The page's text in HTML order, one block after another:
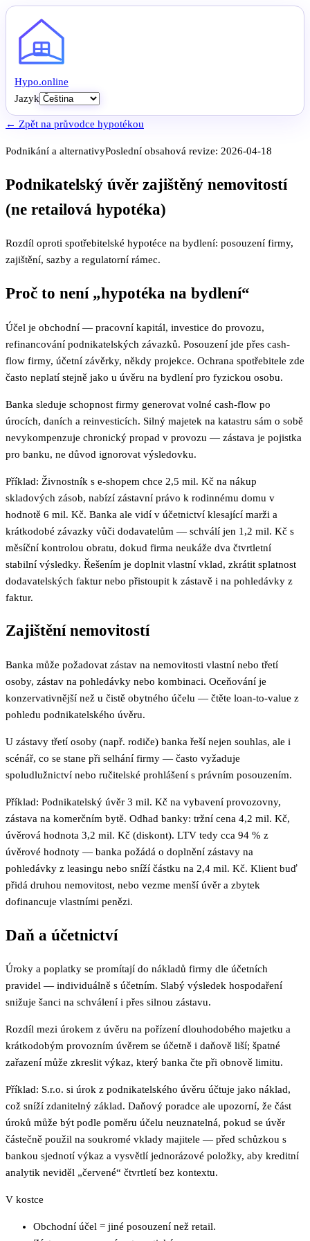
Hypo.online
Jazyk
← Zpět na průvodce hypotékou
Podnikání a alternativyPoslední obsahová revize: 2026-04-18
Podnikatelský úvěr zajištěný nemovitostí
(ne retailová hypotéka)
Rozdíl oproti spotřebitelské hypotéce na bydlení: posouzení firmy,
zajištění, sazby a regulatorní rámec.
Proč to není „hypotéka na bydlení“
Účel je obchodní — pracovní kapitál, investice do provozu,
refinancování podnikatelských závazků. Posouzení jde přes cash-
flow firmy, účetní závěrky, někdy projekce. Ochrana spotřebitele zde
často neplatí stejně jako u úvěru na bydlení pro fyzickou osobu.
Banka sleduje schopnost firmy generovat volné cash-flow po
úrocích, daních a reinvesticích. Silný majetek na katastru sám o sobě
nevykompenzuje chronický propad v provozu — zástava je pojistka
pro banku, ne důvod ignorovat výsledovku.
Příklad: Živnostník s e-shopem chce 2,5 mil. Kč na nákup
skladových zásob, nabízí zástavní právo k rodinnému domu v
hodnotě 6 mil. Kč. Banka ale vidí v účetnictví klesající marži a
krátkodobé závazky vůči dodavatelům — schválí jen 1,2 mil. Kč s
měsíční kontrolou obratu, dokud firma neukáže dva čtvrtletní
stabilní výsledky. Řešením je doplnit vlastní vklad, zkrátit splatnost
dodavatelských faktur nebo přistoupit k zástavě i na pohledávky z
faktur.
Zajištění nemovitostí
Banka může požadovat zástav na nemovitosti vlastní nebo třetí
osoby, zástav na pohledávky nebo kombinaci. Oceňování je
konzervativnější než u čistě obytného účelu — čtěte loan-to-value z
pohledu podnikatelského úvěru.
U zástavy třetí osoby (např. rodiče) banka řeší nejen souhlas, ale i
scénář, co se stane při selhání firmy — často vyžaduje
spoludlužnictví nebo ručitelské prohlášení s právním posouzením.
Příklad: Podnikatelský úvěr 3 mil. Kč na vybavení provozovny,
zástava na komerčním bytě. Odhad banky: tržní cena 4,2 mil. Kč,
úvěrová hodnota 3,2 mil. Kč (diskont). LTV tedy cca 94 % z
úvěrové hodnoty — banka požádá o doplnění zástavy na
pohledávky z leasingu nebo sníží částku na 2,4 mil. Kč. Klient buď
přidá druhou nemovitost, nebo vezme menší úvěr a zbytek
dofinancuje vlastními penězi.
Daň a účetnictví
Úroky a poplatky se promítají do nákladů firmy dle účetních
pravidel — individuálně s účetním. Slabý výsledek hospodaření
snižuje šanci na schválení i přes silnou zástavu.
Rozdíl mezi úrokem z úvěru na pořízení dlouhodobého majetku a
krátkodobým provozním úvěrem se účetně i daňově liší; špatné
zařazení může zkreslit výkaz, který banka čte při obnově limitu.
Příklad: S.r.o. si úrok z podnikatelského úvěru účtuje jako náklad,
což sníží zdanitelný základ. Daňový poradce ale upozorní, že část
úroků může být podle poměru účelu neuznatelná, pokud se úvěr
částečně použil na soukromé vklady majitele — před schůzkou s
bankou sjednotí výkaz a vysvětlí jednorázové položky, aby kreditní
analytik neviděl „červené“ čtvrtletí bez kontextu.
V kostce
Obchodní účel = jiné posouzení než retail.